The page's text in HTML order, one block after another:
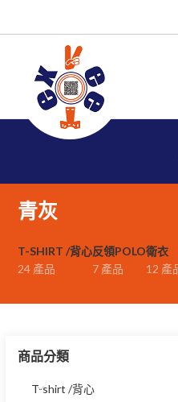
青灰
T-SHIRT /背心
24 產品
反領POLO
7 產品
衛衣
12 產
商品分類
T-shirt /背心